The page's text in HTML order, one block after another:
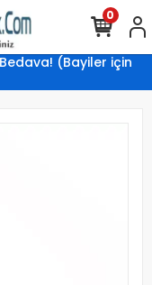
(Bayiler için
0